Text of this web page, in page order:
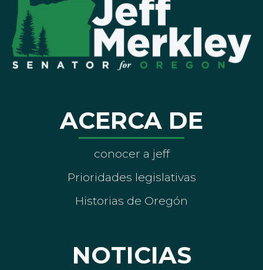
ACERCA DE
conocer a jeff
Prioridades legislativas
Historias de Oregón
NOTICIAS